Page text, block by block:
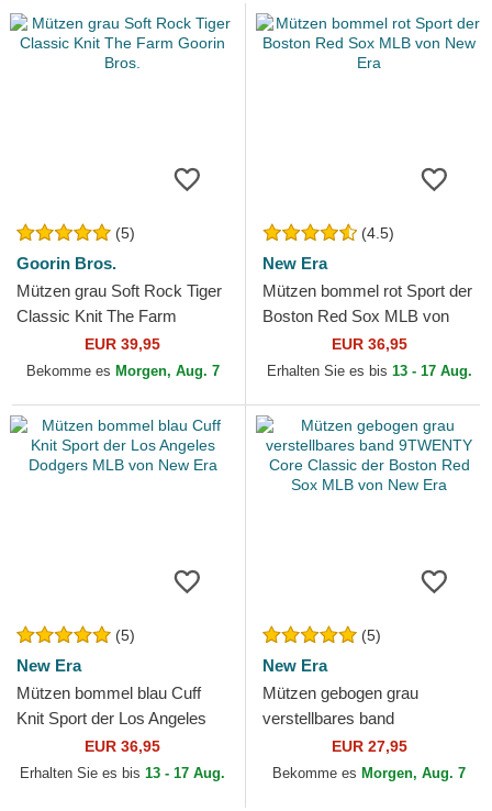
(5)
Goorin Bros.
Mützen grau Soft Rock Tiger
Classic Knit The Farm
Goorin Bros.EUR 39,95
Bekomme es Morgen, Aug. 7
(4.5)
New Era
Mützen bommel rot Sport der
Boston Red Sox MLB von
EUR 36,95
Erhalten Sie es bis 13 - 17 Aug.
(5)
New Era
Mützen bommel blau Cuff
Knit Sport der Los Angeles
Dodgers MLB von New Era
EUR 36,95
Erhalten Sie es bis 13 - 17 Aug.
(5)
New Era
Mützen gebogen grau
verstellbares band
9TWENTY Core Classic der
Boston Red Sox MLB von
EUR 27,95
Bekomme es Morgen, Aug. 7